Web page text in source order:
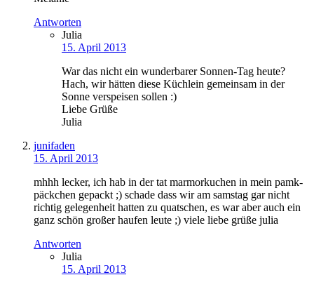
Antworten
Julia
15. April 2013
War das nicht ein wunderbarer Sonnen-Tag heute?
Hach, wir hätten diese Küchlein gemeinsam in der
Sonne verspeisen sollen :)
Liebe Grüße
Julia
junifaden
15. April 2013
mhhh lecker, ich hab in der tat marmorkuchen in mein pamk-
päckchen gepackt ;) schade dass wir am samstag gar nicht
richtig gelegenheit hatten zu quatschen, es war aber auch ein
ganz schön großer haufen leute ;) viele liebe grüße julia
Antworten
Julia
15. April 2013